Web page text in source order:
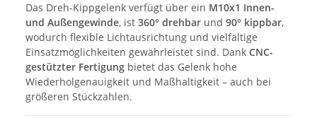
Das Dreh-Kippgelenk verfügt über ein M10x1 Innen-
und Außengewinde, ist 360° drehbar und 90° kippbar,
wodurch flexible Lichtausrichtung und vielfältige
Einsatzmöglichkeiten gewährleistet sind. Dank CNC-
gestützter Fertigung bietet das Gelenk hohe
Wiederholgenauigkeit und Maßhaltigkeit – auch bei
größeren Stückzahlen.